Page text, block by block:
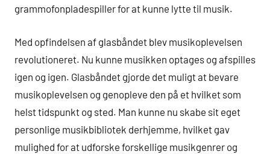
grammofonpladespiller for at kunne lytte til musik.
Med opfindelsen af glasbåndet blev musikoplevelsen
revolutioneret. Nu kunne musikken optages og afspilles
igen og igen. Glasbåndet gjorde det muligt at bevare
musikoplevelsen og genopleve den på et hvilket som
helst tidspunkt og sted. Man kunne nu skabe sit eget
personlige musikbibliotek derhjemme, hvilket gav
mulighed for at udforske forskellige musikgenrer og